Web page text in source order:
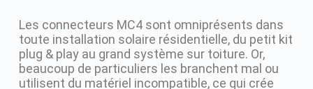
Les connecteurs MC4 sont omniprésents dans
toute installation solaire résidentielle, du petit kit
plug & play au grand système sur toiture. Or,
beaucoup de particuliers les branchent mal ou
utilisent du matériel incompatible, ce qui crée